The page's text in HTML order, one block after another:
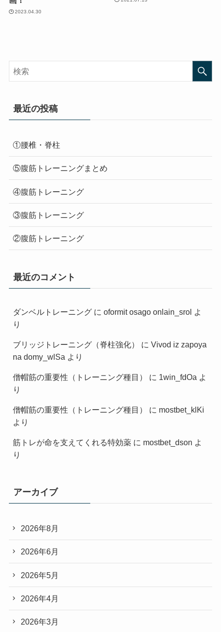
2023.04.30
最近の投稿
①腰椎・脊柱
⑤腹筋トレーニングまとめ
④腹筋トレーニング
③腹筋トレーニング
②腹筋トレーニング
最近のコメント
ダンベルトレーニングに oformit osago onlain_srol よ
り
ブリッジトレーニング（脊柱強化） に Vivod iz zapoya
na domy_wlSa より
僧帽筋の重要性（トレーニング種目） に 1win_fdOa よ
り
僧帽筋の重要性（トレーニング種目） に mostbet_klKi
より
筋トレが命を支えてくれる特効薬に mostbet_dson よ
り
アーカイブ
2026年8月
2026年6月
2026年5月
2026年4月
2026年3月